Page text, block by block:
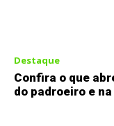
Destaque
Confira o que
do padroeiro e